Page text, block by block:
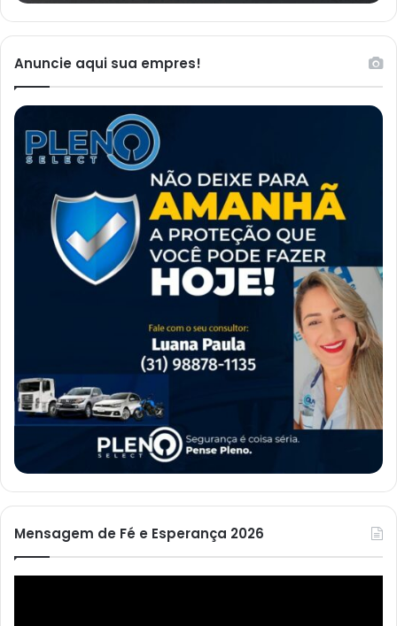
Anuncie aqui sua empres!
Mensagem de Fé e Esperança 2026